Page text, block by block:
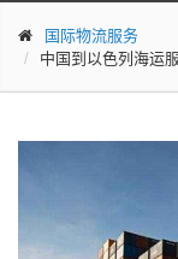
国际物流服务
中国到以色列海运